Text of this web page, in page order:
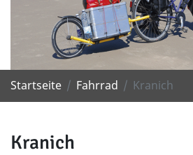
Startseite Fahrrad Kranich
Kranich